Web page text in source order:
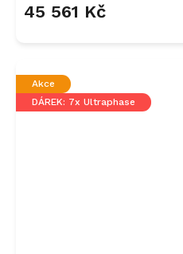
45 561 Kč
Akce
DÁREK: 7x Ultraphase